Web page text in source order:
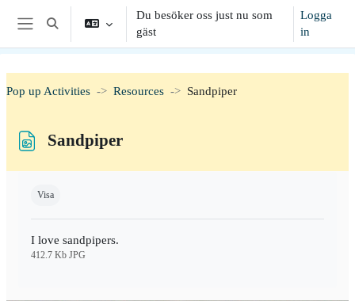
Gå direkt till huvudinnehåll
Sidopanel
Växla sökinmatning
Du besöker oss just nu som
gäst
Logga
in
Pop up Activities Resources Sandpiper
Sandpiper
Visa
I love sandpipers.
412.7 Kb JPG